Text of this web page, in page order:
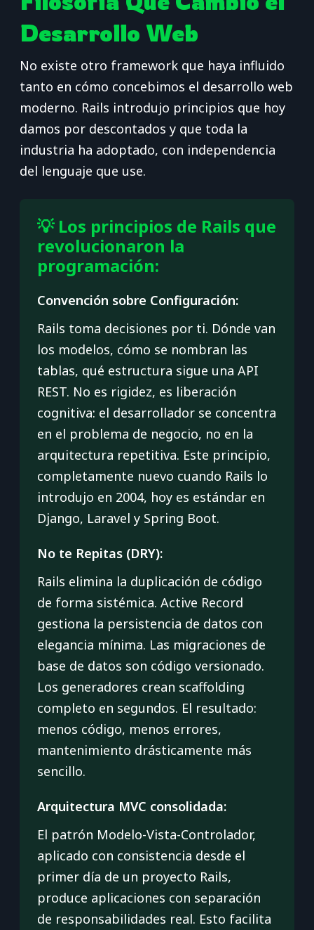
Desarrollo Web
No existe otro framework que haya influido
tanto en cómo concebimos el desarrollo web
moderno. Rails introdujo principios que hoy
damos por descontados y que toda la
industria ha adoptado, con independencia
del lenguaje que use.
💡 Los principios de Rails que
revolucionaron la
programación:
Convención sobre Configuración:
Rails toma decisiones por ti. Dónde van
los modelos, cómo se nombran las
tablas, qué estructura sigue una API
REST. No es rigidez, es liberación
cognitiva: el desarrollador se concentra
en el problema de negocio, no en la
arquitectura repetitiva. Este principio,
completamente nuevo cuando Rails lo
introdujo en 2004, hoy es estándar en
Django, Laravel y Spring Boot.
No te Repitas (DRY):
Rails elimina la duplicación de código
de forma sistémica. Active Record
gestiona la persistencia de datos con
elegancia mínima. Las migraciones de
base de datos son código versionado.
Los generadores crean scaffolding
completo en segundos. El resultado:
menos código, menos errores,
mantenimiento drásticamente más
sencillo.
Arquitectura MVC consolidada:
El patrón Modelo-Vista-Controlador,
aplicado con consistencia desde el
primer día de un proyecto Rails,
produce aplicaciones con separación
de responsabilidades real. Esto facilita